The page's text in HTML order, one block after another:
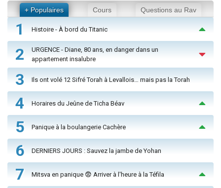
+ Populaires Cours Questions au Rav
1 Histoire - À bord du Titanic
2
URGENCE - Diane, 80 ans, en danger dans un
appartement insalubre
3 Ils ont volé 12 Sifré Torah à Levallois… mais pas la Torah
4 Horaires du Jeûne de Ticha Béav
5 Panique à la boulangerie Cachère
6 DERNIERS JOURS : Sauvez la jambe de Yohan
7 Mitsva en panique 😨 Arriver à l'heure à la Téfila